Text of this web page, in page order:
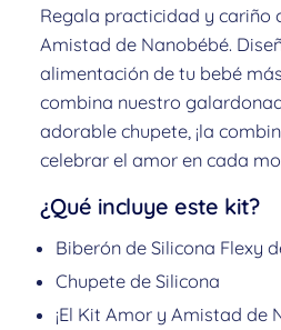
Regala practicidad y cariño
Amistad de Nanobébé.
alimentación de tu bebé
combina nuestro
adorable chupete, ¡la
celebrar el amor en cada
¿Qué incluye este kit?
Biberón de Silicona Flexy
Chupete de Silicona
¡El Kit Amor y Amistad de